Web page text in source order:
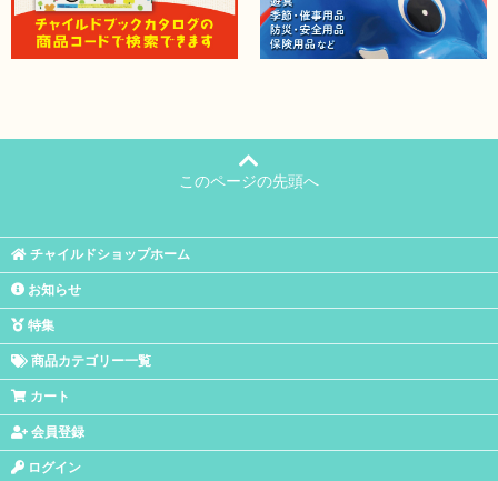
このページの先頭へ
チャイルドショップホーム
お知らせ
特集
商品カテゴリー一覧
カート
会員登録
ログイン